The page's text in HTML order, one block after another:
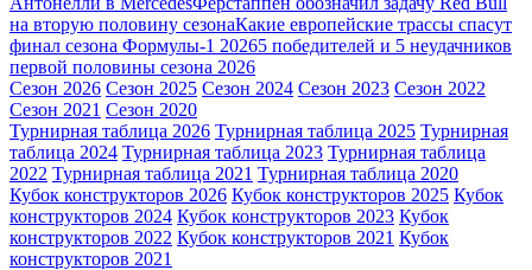
на вторую половину сезонаКакие европейские трассы спасут
финал сезона Формулы-1 20265 победителей и 5 неудачников
первой половины сезона 2026
Сезон 2026 Сезон 2025 Сезон 2024 Сезон 2023 Сезон 2022
Сезон 2021 Сезон 2020
Турнирная таблица 2026 Турнирная таблица 2025 Турнирная
таблица 2024 Турнирная таблица 2023 Турнирная таблица
2022 Турнирная таблица 2021 Турнирная таблица 2020
Кубок конструкторов 2026 Кубок конструкторов 2025 Кубок
конструкторов 2024 Кубок конструкторов 2023 Кубок
конструкторов 2022 Кубок конструкторов 2021 Кубок
конструкторов 2021